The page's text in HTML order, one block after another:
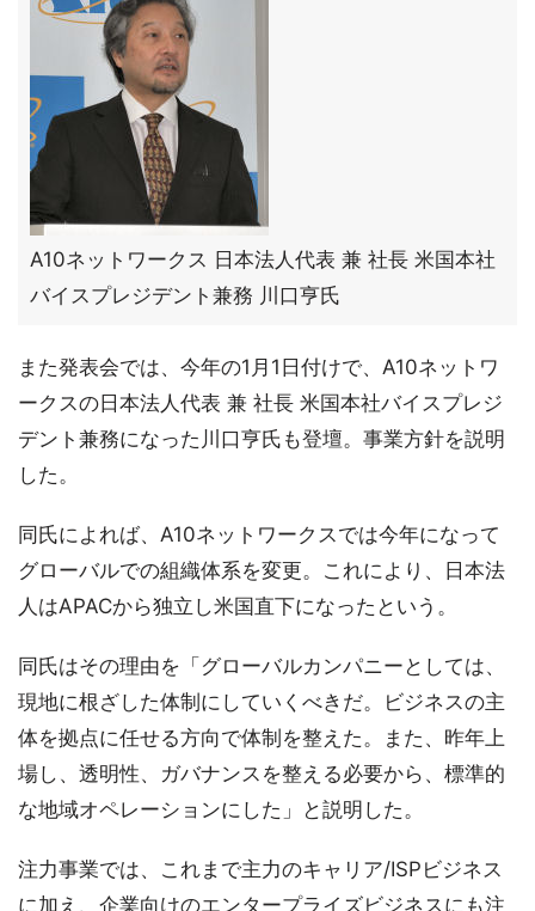
A10ネットワークス 日本法人代表 兼 社長 米国本社
バイスプレジデント兼務 川口亨氏
また発表会では、今年の1月1日付けで、A10ネットワ
ークスの日本法人代表 兼 社長 米国本社バイスプレジ
デント兼務になった川口亨氏も登壇。事業方針を説明
した。
同氏によれば、A10ネットワークスでは今年になって
グローバルでの組織体系を変更。これにより、日本法
人はAPACから独立し米国直下になったという。
同氏はその理由を「グローバルカンパニーとしては、
現地に根ざした体制にしていくべきだ。ビジネスの主
体を拠点に任せる方向で体制を整えた。また、昨年上
場し、透明性、ガバナンスを整える必要から、標準的
な地域オペレーションにした」と説明した。
注力事業では、これまで主力のキャリア/ISPビジネス
に加え、企業向けのエンタープライズビジネスにも注